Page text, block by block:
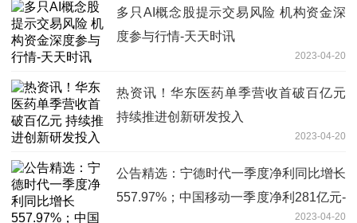
多只AI概念股提示交易风险 机构资金深
度参与行情-天天时讯
2023-04-20
热资讯！华东医药单季营收首破百亿元
持续推进创新研发投入
2023-04-20
公告精选：宁德时代一季度净利同比增长
557.97%；中国移动一季度净利281亿元-
2023-04-20